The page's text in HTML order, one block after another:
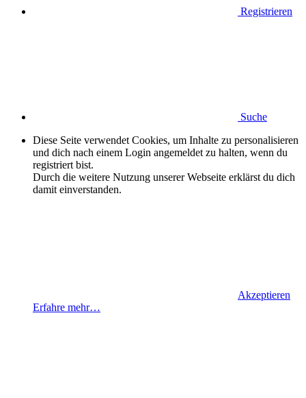
Registrieren
Suche
Diese Seite verwendet Cookies, um Inhalte zu personalisieren
und dich nach einem Login angemeldet zu halten, wenn du
registriert bist.
Durch die weitere Nutzung unserer Webseite erklärst du dich
damit einverstanden.
Akzeptieren
Erfahre mehr…